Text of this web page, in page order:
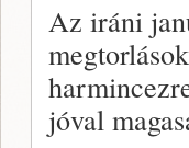
Az iráni
jóval